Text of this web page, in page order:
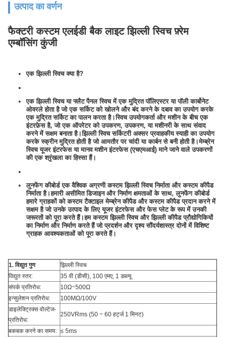
उत्पाद का वर्णन
फैक्टरी कस्टम एलईडी बैक लाइट झिल्ली स्विच फ़्रेम
एम्बॉसिंग कुंजी
एक झिल्ली स्विच क्या है?
एक झिल्ली स्विच या फ्लैट पैनल स्विच में एक मुद्रित पॉलिएस्टर या पॉली कार्बोनेट
ओवरले होता है जो एक सर्किट को खोलने और बंद करने के दबाव का उपयोग करके
एक मुद्रित सर्किट का पालन करता है।स्विच उपयोगकर्ता और मशीन के बीच एक
इंटरफ़ेस है, जो एक ऑपरेटर को उपकरण, उपकरण, या मशीनरी के साथ संवाद
करने में सक्षम बनाता है।झिल्ली स्विच सर्किटरी अक्सर प्रवाहकीय स्याही का उपयोग
करके स्क्रीन मुद्रित होती है जो आमतौर पर चांदी या कार्बन से बनी होती है।मेम्ब्रेन
स्विच यूजर इंटरफेस या मानव मशीन इंटरफेस (एचएमआई) माने जाने वाले उपकरणों
की एक श्रृंखला का हिस्सा हैं।
लुनफेंग कीबोर्ड एक वैश्विक अग्रणी कस्टम झिल्ली स्विच निर्माता और कस्टम कीपैड
निर्माता है।हमारी असीमित डिजाइन और निर्माण क्षमताओं के साथ, लुनफेंग कीबोर्ड
हमारे ग्राहकों को कस्टम टैक्टाइल मेम्ब्रेन कीपैड और कस्टम कीपैड प्रदान करने में
सक्षम है जो उनके उत्पाद के लिए यूजर इंटरफेस और फेस प्लेट के रूप में उनकी
जरूरतों को पूरा करते हैं।हम कस्टम झिल्ली स्विच और झिल्ली कीपैड प्रौद्योगिकियों
का निर्माण और निर्माण करते हैं जो प्रदर्शन और दृश्य सौंदर्यशास्त्र दोनों में विशिष्ट
ग्राहक आवश्यकताओं को पूरा करते हैं।
1. विद्युत गुण
झिल्ली स्विच
विद्युत स्तर:
35 वी (डीसी), 100 एमए, 1 डब्ल्यू
संपर्क प्रतिरोध:
10Ω~500Ω
इन्सुलेशन प्रतिरोध:
100MΩ/100V
डाइलेक्ट्रिक्स वोल्टेज-
प्रतिरोध:
250VRms (50 ~ 60 हर्ट्ज 1 मिनट)
बकबक करने का समय: ≤ 5ms